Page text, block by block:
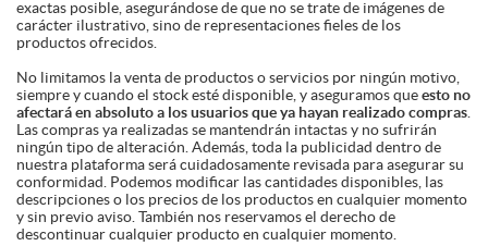
exactas posible, asegurándose de que no se trate de imágenes de
carácter ilustrativo, sino de representaciones fieles de los
productos ofrecidos.
No limitamos la venta de productos o servicios por ningún motivo,
siempre y cuando el stock esté disponible, y aseguramos queesto no
afectará en absoluto a los usuarios que ya hayan realizado compras
Las compras ya realizadas se mantendrán intactas y no sufrirán
ningún tipo de alteración. Además, toda la publicidad dentro de
nuestra plataforma será cuidadosamente revisada para asegurar su
conformidad. Podemos modificar las cantidades disponibles, las
descripciones o los precios de los productos en cualquier momento
y sin previo aviso. También nos reservamos el derecho de
descontinuar cualquier producto en cualquier momento.